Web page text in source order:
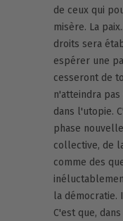
de ceux qui
misère. La
droits sera
espérer une
cesseront de
n'atteindra
dans l'utopie.
phase
collective, de
comme des
la
C'est que,